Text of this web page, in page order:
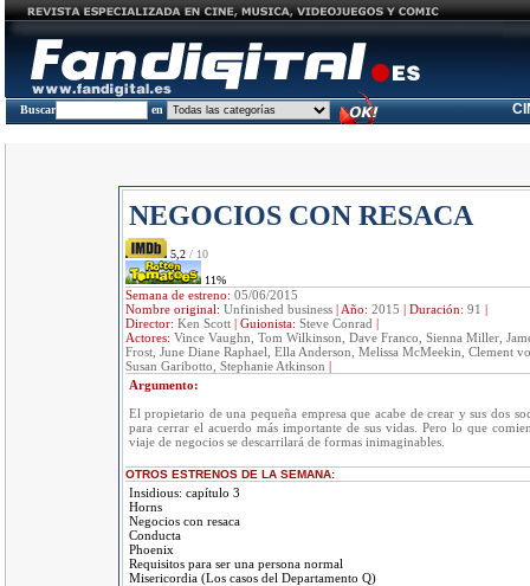
Buscar en
NEGOCIOS CON RESACA
5,2 / 10
11%
Semana de estreno: 05/06/2015
Nombre original: Unfinished business| Año: 2015 | Duración: 91 |
Director: Ken Scott| Guionista: Steve Conrad |
Actores: Vince Vaughn, Tom Wilkinson, Dave Franco, Sienna Miller,
Frost, June Diane Raphael, Ella Anderson, Melissa McMeekin, Clement
Susan Garibotto, Stephanie Atkinson |
Argumento:
El propietario de una pequeña empresa que acabe de crear y sus dos
para cerrar el acuerdo más importante de sus vidas. Pero lo que
viaje de negocios se descarrilará de formas inimaginables.
OTROS ESTRENOS DE LA SEMANA:
Insidious: capítulo 3
Horns
Negocios con resaca
Conducta
Phoenix
Requisitos para ser una persona normal
Misericordia (Los casos del Departamento Q)